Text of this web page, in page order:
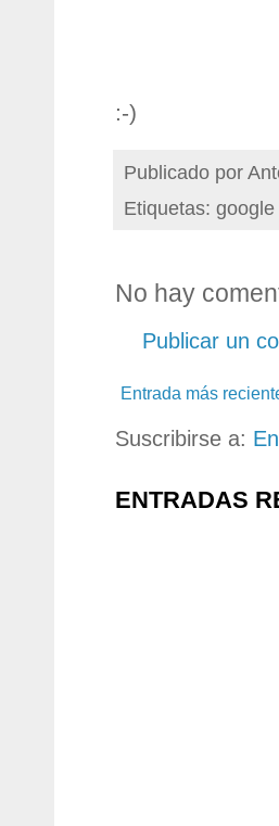
:-)
Publicado por
Etiquetas: google
No hay
Publicar un
Entrada más
Suscribirse a:
ENTRADAS